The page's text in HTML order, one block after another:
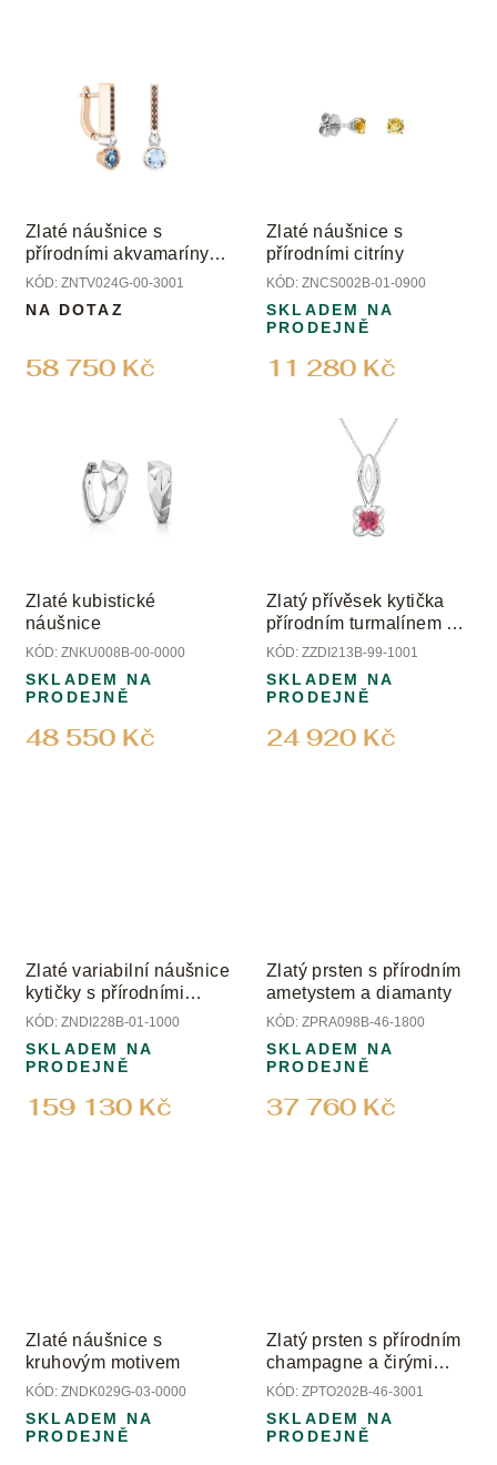
k
ů
o
d
u
k
ů
Zlaté náušnice s
přírodními akvamaríny a
diamanty
KÓD: ZNTV024G-00-3001
58 750 Kč
NA DOTAZ
Zlaté náušnice s
přírodními citríny
KÓD: ZNCS002B-01-0900
11 280 Kč
SKLADEM NA
PRODEJNĚ
Zlaté kubistické
náušnice
KÓD: ZNKU008B-00-0000
48 550 Kč
SKLADEM NA
PRODEJNĚ
Zlatý přívěsek kytička
přírodním turmalínem a
diamanty
KÓD: ZZDI213B-99-1001
24 920 Kč
SKLADEM NA
PRODEJNĚ
Zlaté variabilní náušnice
kytičky s přírodními
diamanty
KÓD: ZNDI228B-01-1000
159 130 Kč
SKLADEM NA
PRODEJNĚ
Zlatý prsten s přírodním
ametystem a diamanty
KÓD: ZPRA098B-46-1800
37 760 Kč
SKLADEM NA
PRODEJNĚ
Zlaté náušnice s
kruhovým motivem
KÓD: ZNDK029G-03-0000
SKLADEM NA
PRODEJNĚ
Zlatý prsten s přírodním
champagne a čirými
diamanty
KÓD: ZPTO202B-46-3001
SKLADEM NA
PRODEJNĚ